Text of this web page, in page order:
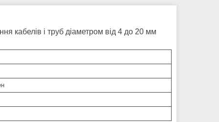
кабелів і труб діаметром від 4 до 20 мм